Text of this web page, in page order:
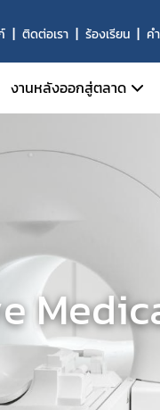
ติดต่อเรา ร้องเรียน ค
Device)
Medical Device)
ยนอกร่างกาย (IVD
Medical Device)
ละกฎหมายที่เกี่ยวข้อง
ชนทั่วไป
กอบวิชาชีพทางการแพทย์
งานหลังออกสู่ตลาด
บทบาทหน้าที่กลุ่มก
หน้าที่ของผู้ประกอบ
ผลิตภัณฑ์ที่ถูกยกเลิก/
ประกาศรายชื่อหน่วย
ข้อมูลด้านความปลอ
รายงานการผลิต นำเ